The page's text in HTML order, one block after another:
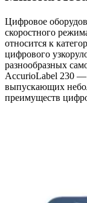
Цифровое
скоростного
относится к
цифрового
разнообразных
AccurioLabel 230 —
выпускающих
преимуществ